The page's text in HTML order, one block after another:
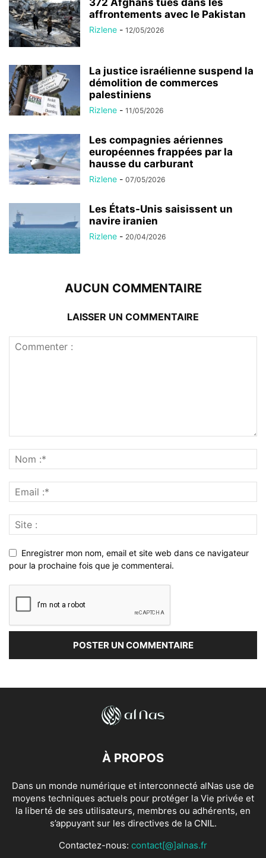
372 Afghans tués dans les
affrontements avec le Pakistan
Rizlene - 12/05/2026
La justice israélienne suspend la
démolition de commerces
palestiniens
Rizlene - 11/05/2026
Les compagnies aériennes
européennes frappées par la
hausse du carburant
Rizlene - 07/05/2026
Les États-Unis saisissent un
navire iranien
Rizlene - 20/04/2026
AUCUN COMMENTAIRE
LAISSER UN COMMENTAIRE
Enregistrer mon nom, email et site web dans ce navigateur
pour la prochaine fois que je commenterai.
À PROPOS
Dans un monde numérique et interconnecté alNas use de
moyens techniques actuels pour protéger la Vie privée et
la liberté de ses utilisateurs, membres ou adhérents, en
s’appuyant sur les directives de la CNIL.
Contactez-nous: contact[@]alnas.fr